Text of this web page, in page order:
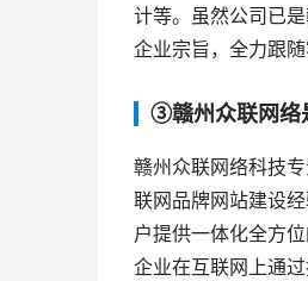
计等。虽然公司已
企业宗旨，全力跟
③赣州众联网络
赣州众联网络科技
联网品牌网站建设
户提供一体化全方
企业在互联网上通